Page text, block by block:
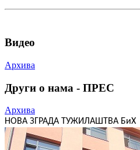
Видео
Архива
Други о нама - ПРЕС
Архива
НОВА ЗГРАДА ТУЖИЛАШТВА БиХ